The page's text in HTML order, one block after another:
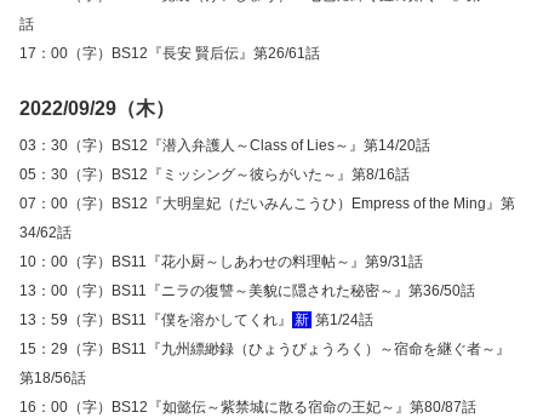
話
17：00（字）BS12『長安 賢后伝』第26/61話
2022/09/29（木）
03：30（字）BS12『潜入弁護人～Class of Lies～』第14/20話
05：30（字）BS12『ミッシング～彼らがいた～』第8/16話
07：00（字）BS12『大明皇妃（だいみんこうひ）Empress of the Ming』第
34/62話
10：00（字）BS11『花小厨～しあわせの料理帖～』第9/31話
13：00（字）BS11『ニラの復讐～美貌に隠された秘密～』第36/50話
13：59（字）BS11『僕を溶かしてくれ』
新 第1/24話
15：29（字）BS11『九州縹緲録（ひょうびょうろく）～宿命を継ぐ者～』
第18/56話
16：00（字）BS12『如懿伝～紫禁城に散る宿命の王妃～』第80/87話